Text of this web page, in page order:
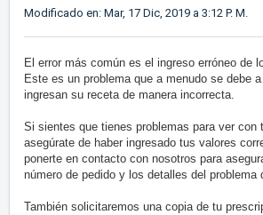
Modificado en: Mar, 17 Dic, 2019 a 3:12 P. M.
El error más común es el ingreso erróneo de
Este es un problema que a menudo se debe
ingresan su receta de manera incorrecta.
Si sientes que tienes problemas para ver con
asegúrate de haber ingresado tus valores
ponerte en contacto con nosotros para
número de pedido y los detalles del problema
También solicitaremos una copia de tu